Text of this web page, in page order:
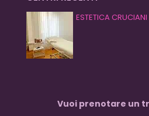
ESTETICA CRUCIANI
Vuoi prenotare un